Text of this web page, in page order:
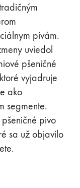
pivám.
uviedol
pšeničné
vyjadruje
ako
segmente.
pivo
sa už objavilo